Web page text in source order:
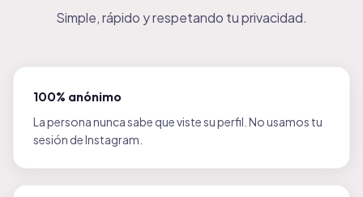
Simple, rápido y respetando tu privacidad.
100% anónimo
La persona nunca sabe que viste su perfil. No usamos tu
sesión de Instagram.